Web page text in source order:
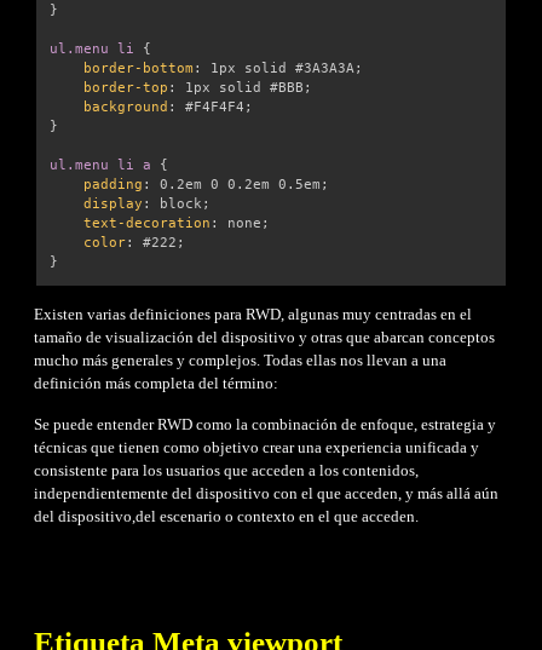
}
ul.menu li
{
border-bottom : 1px solid #3A3A3A;
border-top : 1px solid #BBB ;
background : #F4F4F4 ;
}
ul.menu li a
{
padding : 0.2em 0 0.2em 0.5em ;
display : block ;
text-decoration : none ;
color: #222 ;
}
Existen varias definiciones para RWD, algunas muy centradas en el
tamaño de visualización del dispositivo y otras que abarcan conceptos
mucho más generales y complejos. Todas ellas nos llevan a una
definición más completa del término:
Se puede entender RWD como la combinación de enfoque, estrategia y
técnicas que tienen como objetivo crear una experiencia unificada y
consistente para los usuarios que acceden a los contenidos,
independientemente del dispositivo con el que acceden, y más allá aún
del dispositivo,del escenario o contexto en el que acceden.
Etiqueta Meta viewport